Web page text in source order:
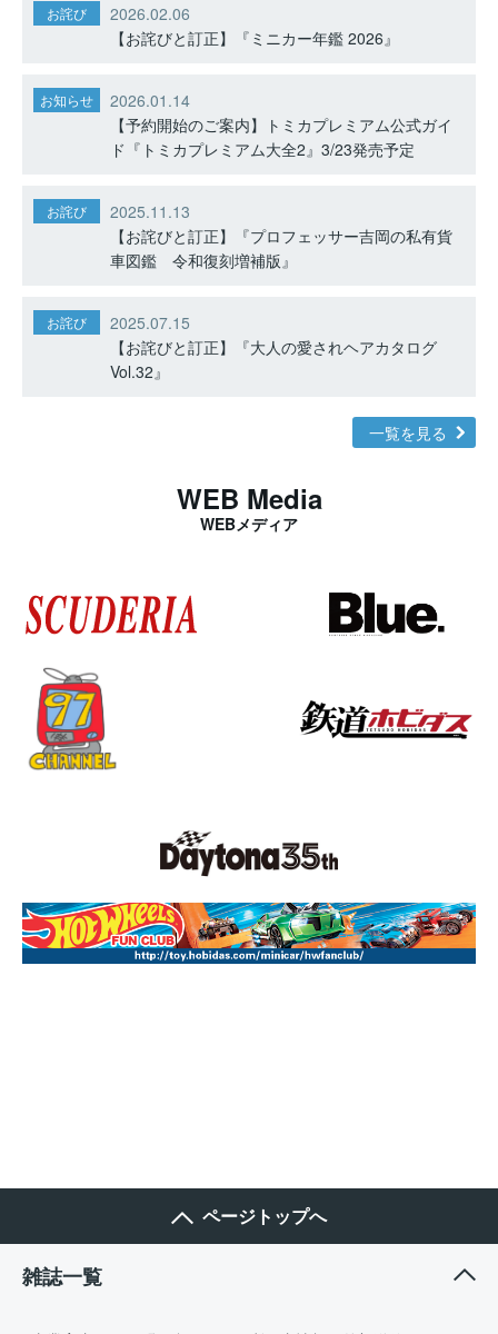
お詫び
2026.02.06
【お詫びと訂正】『ミニカー年鑑 2026』
お知らせ
2026.01.14
【予約開始のご案内】トミカプレミアム公式ガイ
ド『トミカプレミアム大全2』3/23発売予定
お詫び
2025.11.13
【お詫びと訂正】『プロフェッサー吉岡の私有貨
車図鑑 令和復刻増補版』
お詫び
2025.07.15
【お詫びと訂正】『大人の愛されヘアカタログ
Vol.32』
一覧を見る
WEB Media
WEBメディア
ページトップへ
雑誌一覧